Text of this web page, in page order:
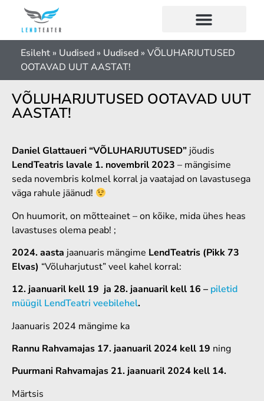
Esileht » Uudised » Uudised » VÕLUHARJUTUSED
OOTAVAD UUT AASTAT!
VÕLUHARJUTUSED OOTAVAD UUT
AASTAT!
Daniel Glattaueri “VÕLUHARJUTUSED” jõudis
LendTeatris lavale 1. novembril 2023 – mängisime
seda novembris kolmel korral ja vaatajad on lavastusega
väga rahule jäänud!
On huumorit, on mõtteainet – on kõike, mida ühes heas
lavastuses olema peab! ;
2024. aasta jaanuaris mängime LendTeatris (Pikk 73
Elvas) “Võluharjutust” veel kahel korral:
12. jaanuaril kell 19 ja 28. jaanuaril kell 16 – piletid
müügil LendTeatri veebilehel.
Jaanuaris 2024 mängime ka
Rannu Rahvamajas 17. jaanuaril 2024 kell 19 ning
Puurmani Rahvamajas 21. jaanuaril 2024 kell 14.
Märtsis